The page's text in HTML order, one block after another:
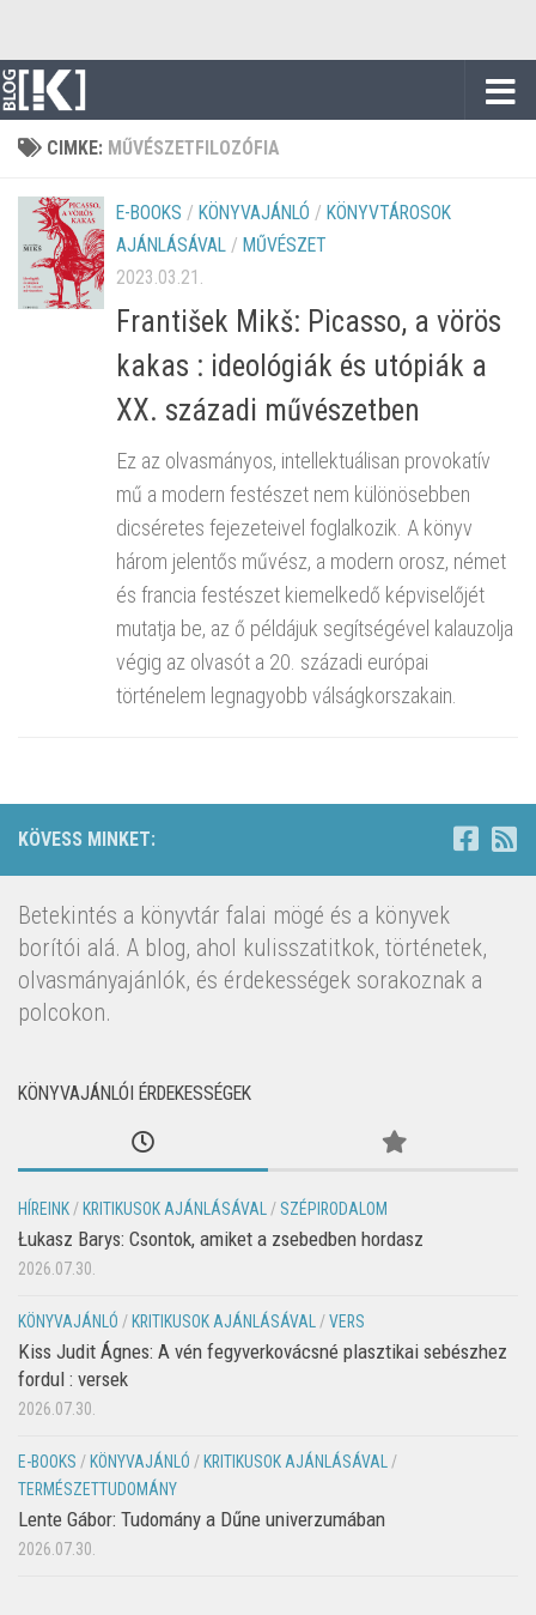
CIMKE: MŰVÉSZETFILOZÓFIA
E-BOOKS / KÖNYVAJÁNLÓ / KÖNYVTÁROSOK
AJÁNLÁSÁVAL / MŰVÉSZET
2023.03.21.
František Mikš: Picasso, a vörös
kakas : ideológiák és utópiák a
XX. századi művészetben
Ez az olvasmányos, intellektuálisan provokatív
mű a modern festészet nem különösebben
dicséretes fejezeteivel foglalkozik. A könyv
három jelentős művész, a modern orosz, német
és francia festészet kiemelkedő képviselőjét
mutatja be, az ő példájuk segítségével kalauzolja
végig az olvasót a 20. századi európai
történelem legnagyobb válságkorszakain.
KÖVESS MINKET:
Betekintés a könyvtár falai mögé és a könyvek
borítói alá. A blog, ahol kulisszatitkok, történetek,
olvasmányajánlók, és érdekességek sorakoznak a
polcokon.
KÖNYVAJÁNLÓI ÉRDEKESSÉGEK
HÍREINK / KRITIKUSOK AJÁNLÁSÁVAL / SZÉPIRODALOM
Łukasz Barys: Csontok, amiket a zsebedben hordasz
2026.07.30.
KÖNYVAJÁNLÓ / KRITIKUSOK AJÁNLÁSÁVAL /VERS
Kiss Judit Ágnes: A vén fegyverkovácsné plasztikai sebészhez
fordul : versek
2026.07.30.
E-BOOKS / KÖNYVAJÁNLÓ / KRITIKUSOK AJÁNLÁSÁVAL
/
TERMÉSZETTUDOMÁNY
Lente Gábor: Tudomány a Dűne univerzumában
2026.07.30.